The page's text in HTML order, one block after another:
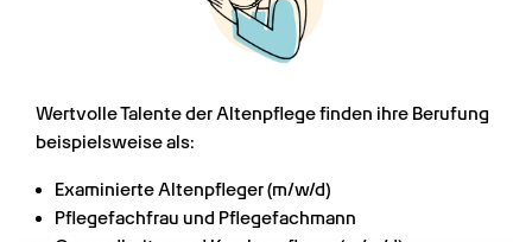
Wertvolle Talente der Altenpflege finden ihre Berufung
beispielsweise als:
Examinierte Altenpfleger (m/w/d)
Pflegefachfrau und Pflegefachmann